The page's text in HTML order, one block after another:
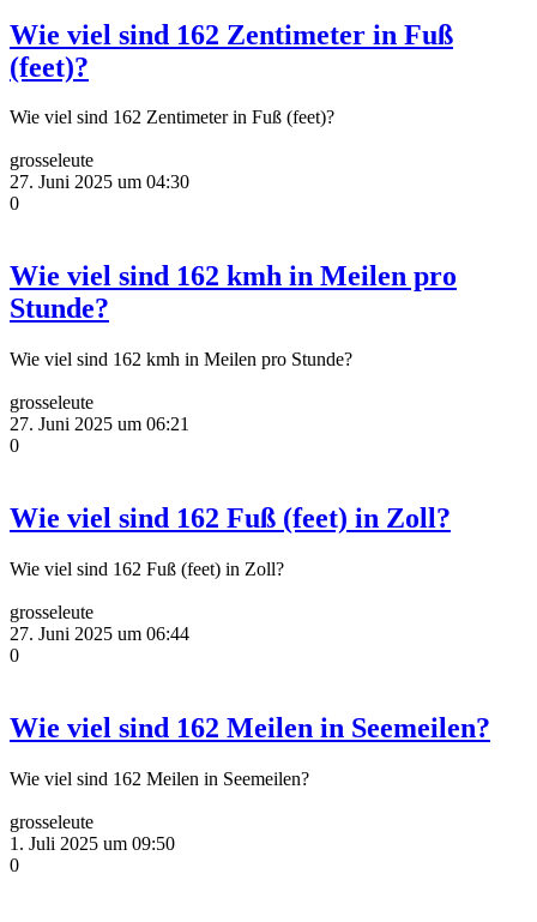
Wie viel sind 162 Zentimeter in Fuß
(feet)?
Wie viel sind 162 Zentimeter in Fuß (feet)?
grosseleute
27. Juni 2025 um 04:30
0
Wie viel sind 162 kmh in Meilen pro
Stunde?
Wie viel sind 162 kmh in Meilen pro Stunde?
grosseleute
27. Juni 2025 um 06:21
0
Wie viel sind 162 Fuß (feet) in Zoll?
Wie viel sind 162 Fuß (feet) in Zoll?
grosseleute
27. Juni 2025 um 06:44
0
Wie viel sind 162 Meilen in Seemeilen?
Wie viel sind 162 Meilen in Seemeilen?
grosseleute
1. Juli 2025 um 09:50
0